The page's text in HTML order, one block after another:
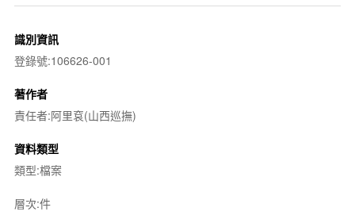
識別資訊
登錄號:106626-001
著作者
責任者:阿里袞(山西巡撫)
資料類型
類型:檔案
層次:件